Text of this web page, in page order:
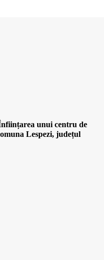
unui centru de
Lespezi, județul